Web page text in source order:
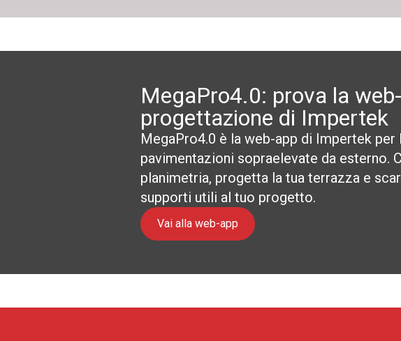
MegaPro4.0: prova la
progettazione di Impertek
MegaPro4.0 è la web-app di Impertek
pavimentazioni sopraelevate da esterno.
planimetria, progetta la tua terrazza e
supporti utili al tuo progetto.
Vai alla web-app